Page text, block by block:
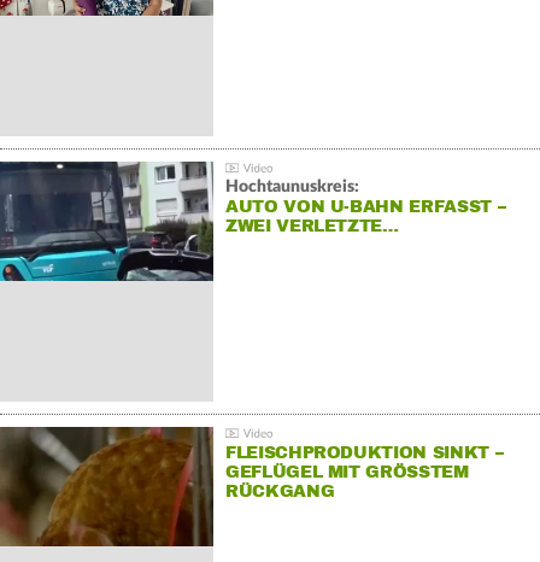
Hochtaunuskreis:
AUTO VON U-BAHN ERFASST –
ZWEI VERLETZTE…
FLEISCHPRODUKTION SINKT –
GEFLÜGEL MIT GRÖSSTEM R
ÜCKGANG